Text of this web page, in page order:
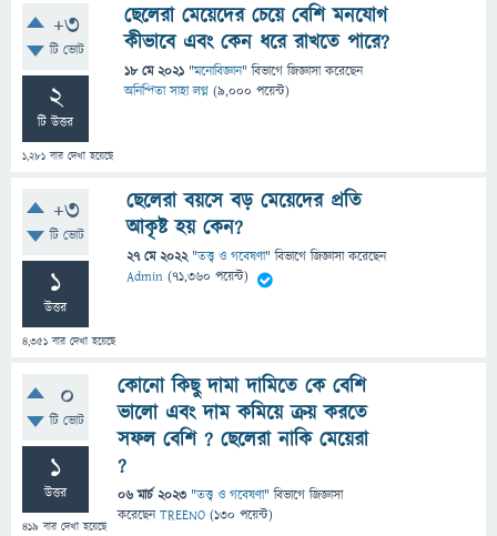
+3
টি ভোট
2
টি উত্তর
1,281 বার দেখা হয়েছে
ছেলেরা মেয়েদের চেয়ে বেশি মনযোগ
কীভাবে এবং কেন ধরে রাখতে পারে?
18 মে 2021 "মনোবিজ্ঞান" বিভাগে জিজ্ঞাসাকরেছেন
অনিন্দিতা সাহা লগ্ন (9,000 পয়েন্ট)
+3
টি ভোট
1
উত্তর
4,351 বার দেখা হয়েছে
ছেলেরা বয়সে বড় মেয়েদের প্রতি
আকৃষ্ট হয় কেন?
27 মে 2022 "তত্ত্ব ও গবেষণা" বিভাগে জিজ্ঞাসাকরেছেন
Admin (71,360 পয়েন্ট)
0
টি ভোট
1
উত্তর
419 বার দেখা হয়েছে
কোনো কিছু দামা দামিতে কে বেশি
ভালো এবং দাম কমিয়ে ক্রয় করতে
সফল বেশি ? ছেলেরা নাকি মেয়েরা
?
06 মার্চ 2023 "তত্ত্ব ও গবেষণা" বিভাগে জিজ্ঞাসা
করেছেনTREENO (130 পয়েন্ট)